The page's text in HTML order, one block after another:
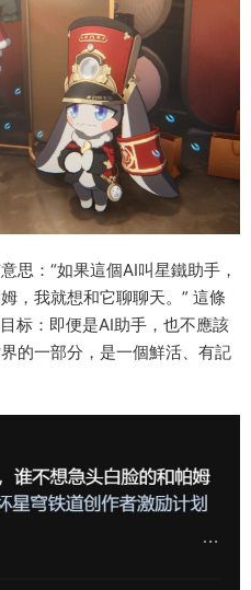
思：“如果這個AI叫星鐵助手，
，我就想和它聊聊天。” 這條
标：即便是AI助手，也不應該
的一部分，是一個鮮活、有記